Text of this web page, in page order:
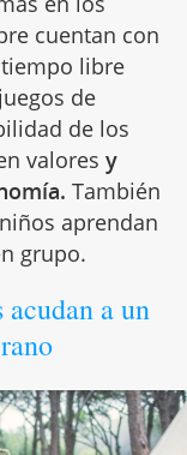
cuentan con
libre
de
de los
valores y
También
aprendan
grupo.
a un